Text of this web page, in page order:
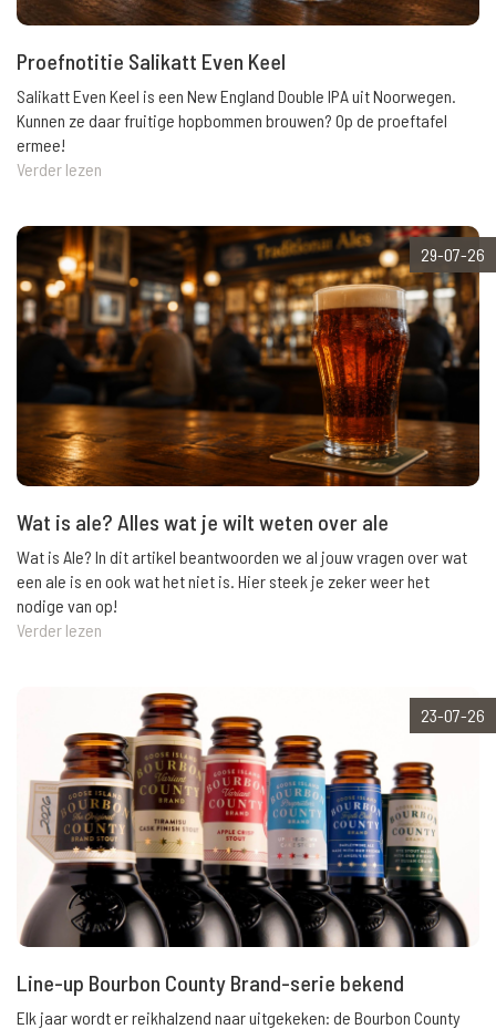
Proefnotitie Salikatt Even Keel
Salikatt Even Keel is een New England Double IPA uit Noorwegen.
Kunnen ze daar fruitige hopbommen brouwen? Op de proeftafel
ermee!
Verder lezen
29-07-26
Wat is ale? Alles wat je wilt weten over ale
Wat is Ale? In dit artikel beantwoorden we al jouw vragen over wat
een ale is en ook wat het niet is. Hier steek je zeker weer het
nodige van op!
Verder lezen
23-07-26
Line-up Bourbon County Brand-serie bekend
Elk jaar wordt er reikhalzend naar uitgekeken: de Bourbon County